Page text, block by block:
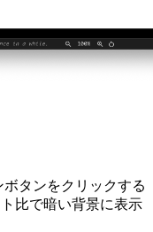
タンをクリックする
比で暗い背景に表示